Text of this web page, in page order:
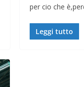
per cio che
Leggi tutto